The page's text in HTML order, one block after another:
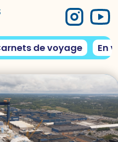
de voyage En